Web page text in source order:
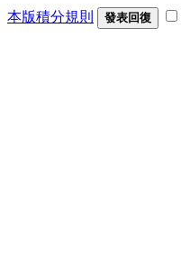
本版積分規則 發表回復